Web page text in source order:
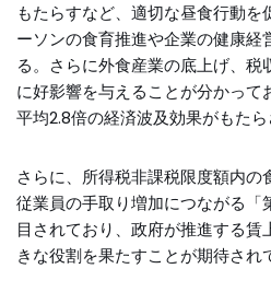
もたらすなど、適切な昼食行動
ーソンの食育推進や企業の健康経
る。さらに外食産業の底上げ、
に好影響を与えることが分かって
平均2.8倍の経済波及効果がもたら
さらに、所得税非課税限度額内の
従業員の手取り増加につながる「
目されており、政府が推進する
きな役割を果たすことが期待され